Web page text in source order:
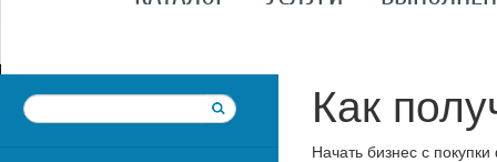
Как
Начать бизнес с